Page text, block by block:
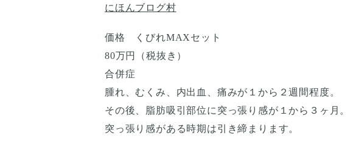
にほんブログ村
価格 くびれMAXセット
80万円（税抜き）
合併症
腫れ、むくみ、内出血、痛みが１から２週間程度。
その後、脂肪吸引部位に突っ張り感が１から３ヶ月。
突っ張り感がある時期は引き締まります。